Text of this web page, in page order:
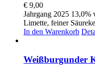
€ 9,00
Jahrgang 2025
Limette, feiner
In den Warenkorb
Weißburgunder